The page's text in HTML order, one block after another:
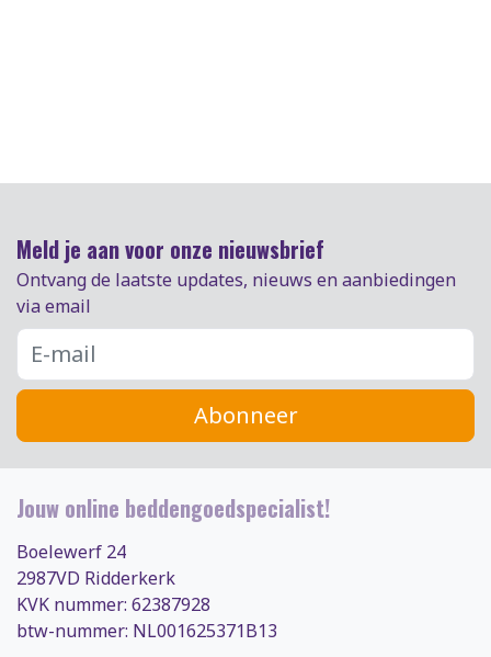
Meld je aan voor onze nieuwsbrief
Ontvang de laatste updates, nieuws en aanbiedingen
via email
Abonneer
Jouw online beddengoedspecialist!
Boelewerf 24
2987VD Ridderkerk
KVK nummer: 62387928
btw-nummer: NL001625371B13